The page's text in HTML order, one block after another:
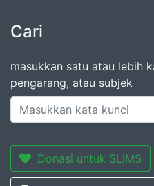
Cari
masukkan satu atau lebih
pengarang, atau subjek
Donasi untuk SLiMS